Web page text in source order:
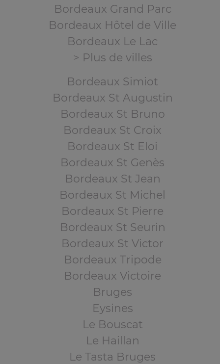
Bordeaux Grand Parc
Bordeaux Hôtel de Ville
Bordeaux Le Lac
> Plus de villes
Bordeaux Simiot
Bordeaux St Augustin
Bordeaux St Bruno
Bordeaux St Croix
Bordeaux St Eloi
Bordeaux St Genès
Bordeaux St Jean
Bordeaux St Michel
Bordeaux St Pierre
Bordeaux St Seurin
Bordeaux St Victor
Bordeaux Tripode
Bordeaux Victoire
Bruges
Eysines
Le Bouscat
Le Haillan
Le Tasta Bruges